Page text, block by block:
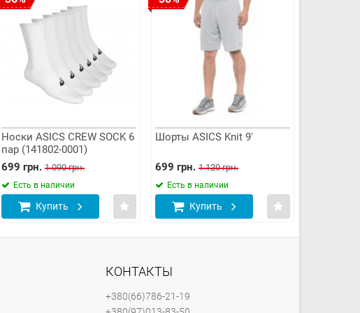
Носки ASICS CREW SOCK 6
пар (141802-0001)
699 грн. 1 090 грн.
Есть в наличии
Купить
Шорты ASICS Knit 9'
699 грн. 1 120 грн.
Есть в наличии
Купить
КОНТАКТЫ
+380(66)786-21-19